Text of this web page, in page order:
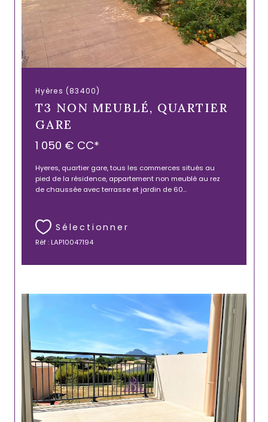
Hyères (83400)
T3 NON MEUBLÉ, QUARTIER
GARE
1 050 € CC*
Hyeres, quartier gare, tous les commerces situés au
pied de la résidence, appartement non meublé au rez
de chaussée avec terrasse et jardin de 60...
Sélectionner
Réf : LAP10047194